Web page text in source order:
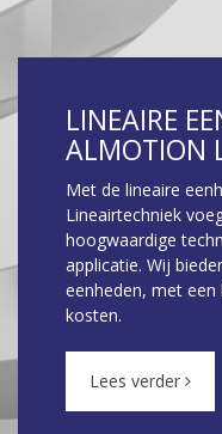
LINEAIRE
ALMOTION
Met de lineaire
Lineairtechniek
hoogwaardige
applicatie. Wij
eenheden, met een
kosten.
Lees verder